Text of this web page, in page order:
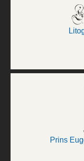
Prins